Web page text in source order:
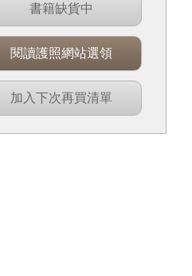
書籍缺貨中
閱讀護照網站選領
加入下次再買清單